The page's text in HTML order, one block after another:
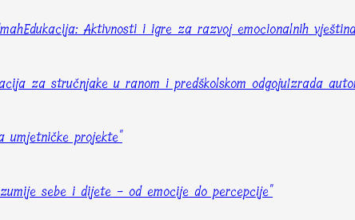
Edukacija: Aktivnosti i igre za razvoj emocionalnih
za stručnjake u ranom i predškolskom odgojuIzrada
umjetničke projekte"
sebe i dijete - od emocije do percepcije"